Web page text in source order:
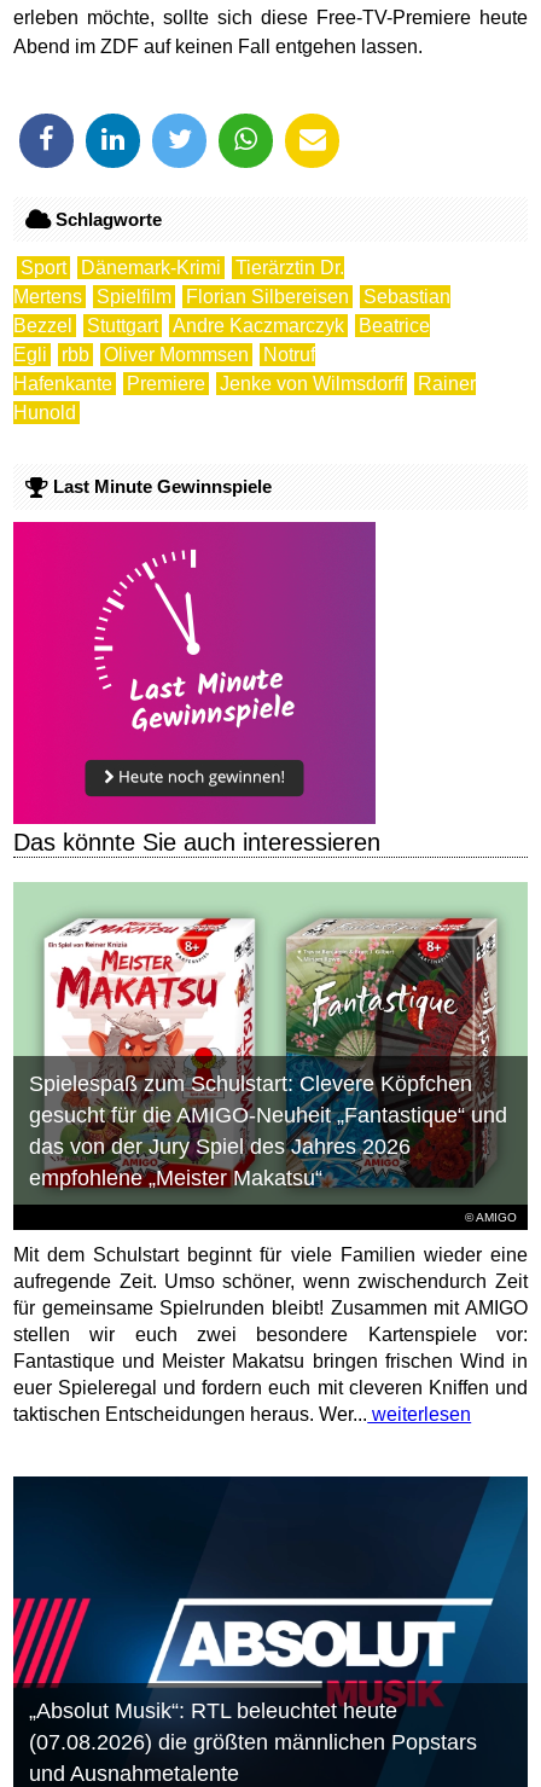
erleben möchte, sollte sich diese Free-TV-Premiere heute
Abend im ZDF auf keinen Fall entgehen lassen.
Schlagworte
Sport Dänemark-Krimi
Tierärztin Dr.
Mertens
Spielfilm Florian Silbereisen
Sebastian
Bezzel
Stuttgart Andre Kaczmarczyk
Beatrice
Egli
rbb Oliver Mommsen
Notruf
Hafenkante
Premiere Jenke von Wilmsdorff
Rainer
Hunold
Last Minute Gewinnspiele
Das könnte Sie auch interessieren
© AMIGO
Spielespaß zum Schulstart: Clevere Köpfchen
gesucht für die AMIGO-Neuheit „Fantastique“ und
das von der Jury Spiel des Jahres 2026
empfohlene „Meister Makatsu“
Mit dem Schulstart beginnt für viele Familien wieder eine
aufregende Zeit. Umso schöner, wenn zwischendurch Zeit
für gemeinsame Spielrunden bleibt! Zusammen mit AMIGO
stellen wir euch zwei besondere Kartenspiele vor:
Fantastique und Meister Makatsu bringen frischen Wind in
euer Spieleregal und fordern euch mit cleveren Kniffen und
taktischen Entscheidungen heraus. Wer... weiterlesen
„Absolut Musik“: RTL beleuchtet heute
(07.08.2026) die größten männlichen Popstars
und Ausnahmetalente